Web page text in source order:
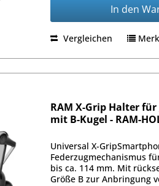
In den
Vergleichen
RAM X-Grip Halter
mit B-Kugel - RAM-
Universal X-
Federzugmechanismus
bis ca. 114 mm. Mit
Größe B zur Anbringung